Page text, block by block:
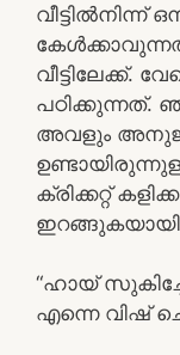
വീട്ടിൽനിന്ന്
പഠിക്കുന്നത്.
അവളും
ക്രിക്കറ്റ്
“ഹായ്
എന്നെ വിഷ്